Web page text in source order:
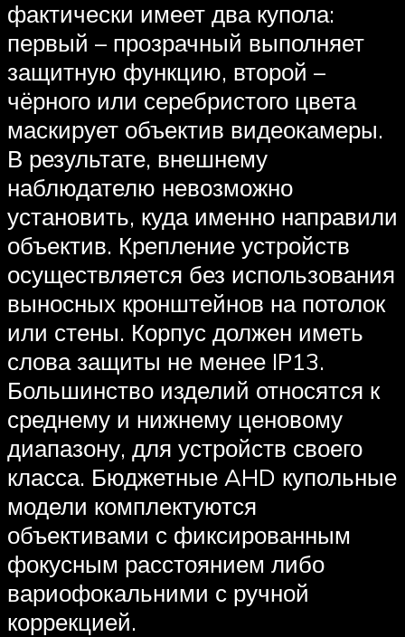
фактически имеет два купола:
первый – прозрачный выполняет
защитную функцию, второй –
чёрного или серебристого цвета
маскирует объектив видеокамеры.
В результате, внешнему
наблюдателю невозможно
установить, куда именно направили
объектив. Крепление устройств
осуществляется без использования
выносных кронштейнов на потолок
или стены. Корпус должен иметь
слова защиты не менее IP13.
Большинство изделий относятся к
среднему и нижнему ценовому
диапазону, для устройств своего
класса. Бюджетные AHD купольные
модели комплектуются
объективами с фиксированным
фокусным расстоянием либо
вариофокальними с ручной
коррекцией.